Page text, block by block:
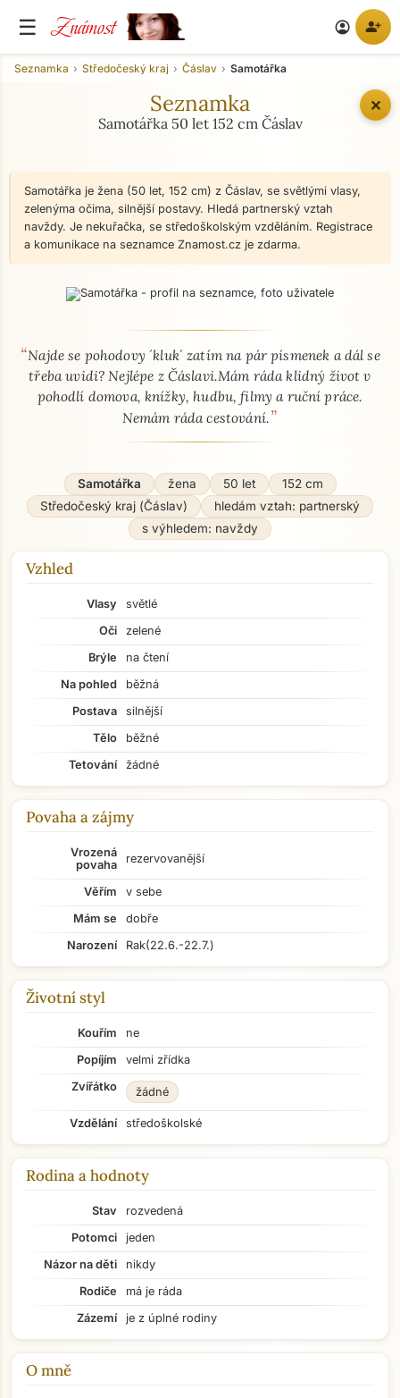
☰ Známost account_circle person_add
✕
Seznamka Středočeský kraj Čáslav Samotářka
Seznamka
Samotářka 50 let 152 cm Čáslav
Samotářka je žena (50 let, 152 cm) z Čáslav, se světlými vlasy,
zelenýma očima, silnější postavy. Hledá partnerský vztah
navždy. Je nekuřačka, se středoškolským vzděláním. Registrace
a komunikace na seznamce Znamost.cz je zdarma.
O mně - seznamka profil
“Najde se pohodovy ´kluk´ zatím na pár písmenek a dál se
třeba uvidi? Nejlépe z Čáslavi.Mám ráda klidný život v
pohodlí domova, knížky, hudbu, filmy a ruční práce.
Nemám ráda cestování.”
Samotářka žena 50 let
152 cm
Středočeský kraj (Čáslav)
hledám vztah: partnerský
s výhledem: navždy
Vzhled
Vlasy
světlé
Oči
zelené
Brýle
na čtení
Na pohled
běžná
Postava
silnější
Tělo
běžné
Tetování
žádné
Povaha a zájmy
Vrozená
povaha
rezervovanější
Věřím
v sebe
Mám se
dobře
Narození
Rak(22.6.-22.7.)
Životní styl
Kouřím
ne
Popíjím
velmi zřídka
Zvířátko
žádné
Vzdělání středoškolské
Rodina a hodnoty
Stav
rozvedená
Potomci
jeden
Názor na děti
nikdy
Rodiče
má je ráda
Zázemí
je z úplné rodiny
O mně